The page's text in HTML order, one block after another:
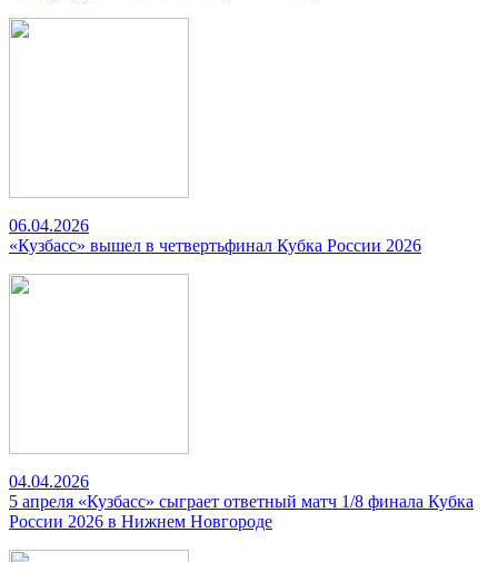
06.04.2026
«Кузбасс» вышел в четвертьфинал Кубка России 2026
04.04.2026
5 апреля «Кузбасс» сыграет ответный матч 1/8 финала Кубка
России 2026 в Нижнем Новгороде